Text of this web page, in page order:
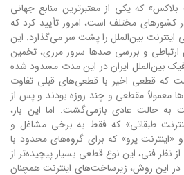
که یکی از معتبرترین منابع جهانی
کشورهای مختلف است، امروز تأیید کرد که
بین‌الملل را پشت سر می‌گذارد. این
ارتباطی و بررسی صدها سرور مرزی، تخمین
درصد از ترافیک بین‌الملل ایران در این مدت مسدود شده
که قطعی اخیر با قطعی‌های قبلی تفاوت
معمولاً مقطعی و چند روزه بودند و پس از
به حالت عادی بازمی‌گشت. اما این بار،
طبقاتی» که فقط به برخی مشاغل و
پرو» که برای گروه‌های محدود با
نظر فنی، این نوع قطعی بسیار پیچیده‌تر از
این روش، زیرساخت‌های اینترنت همچنان